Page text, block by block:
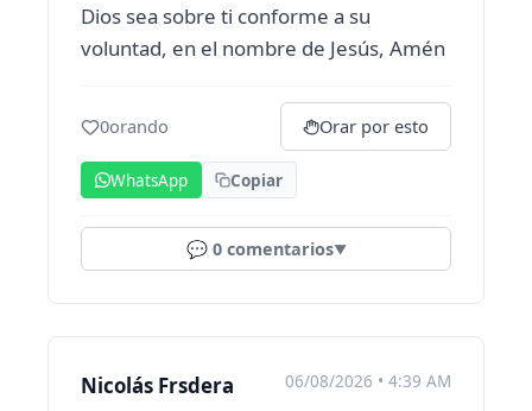
Dios sea sobre ti conforme a su
voluntad, en el nombre de Jesús, Amén
0orando Orar por esto
WhatsApp Copiar
💬 0comentarios▼
Nicolás Frsdera 06/08/2026 • 4:39 AM